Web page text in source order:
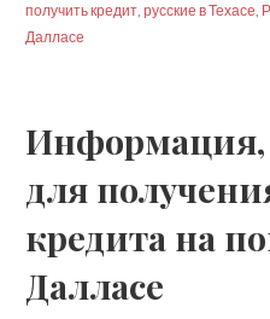
получить кредит, русские в Техасе,
Далласе
Информация,
для
кредита на
Далласе